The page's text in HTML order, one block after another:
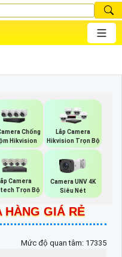
Chống
Hikvision
Lắp Camera
Hikvision Trọn Bộ
Camera
Trọn Bộ
Camera UNV 4K
Siêu Nét
HÀNG GIÁ RẺ
Mức độ quan tâm: 17335